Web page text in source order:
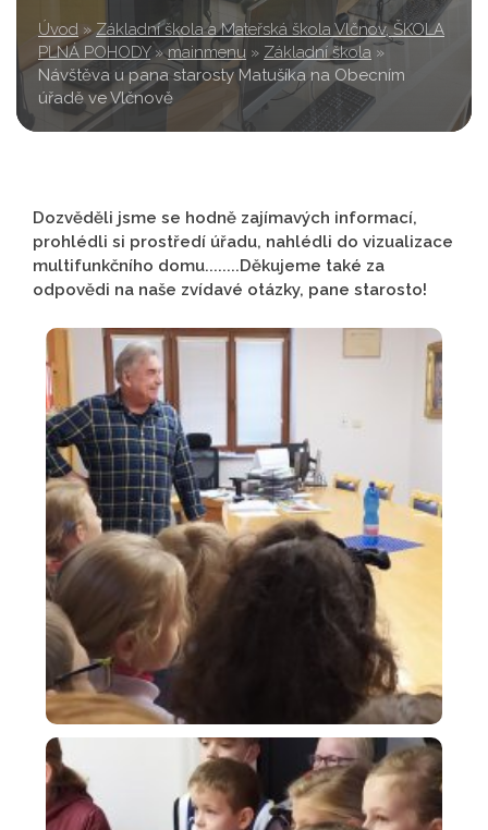
Úvod » Základní škola a Mateřská škola Vlčnov, ŠKOLA
PLNÁ POHODY » mainmenu » Základní škola »
Návštěva u pana starosty Matušíka na Obecním
úřadě ve Vlčnově
Dozvěděli jsme se hodně zajímavých informací,
prohlédli si prostředí úřadu, nahlédli do vizualizace
multifunkčního domu........Děkujeme také za
odpovědi na naše zvídavé otázky, pane starosto!